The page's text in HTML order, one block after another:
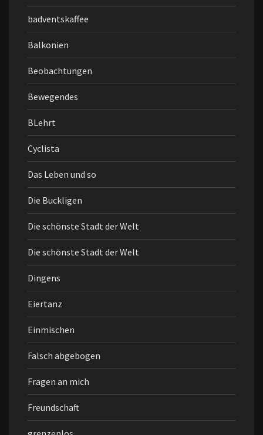
badventskaffee
Balkonien
Beobachtungen
Bewegendes
BLehrt
Cyclista
Das Leben und so
Die Buckligen
Die schönste Stadt der Welt
Die schönste Stadt der Welt
Dingens
Eiertanz
Einmischen
Falsch abgebogen
Fragen an mich
Freundschaft